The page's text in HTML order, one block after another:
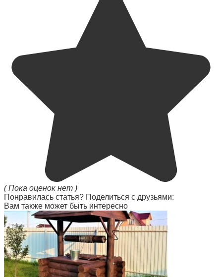
( Пока оценок нет )
Понравилась статья? Поделиться с друзьями:
Вам также может быть интересно